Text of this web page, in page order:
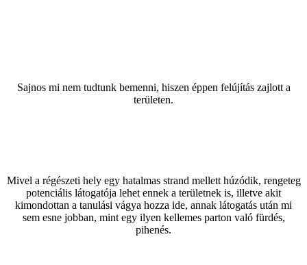
Sajnos mi nem tudtunk bemenni, hiszen éppen felújítás zajlott a
területen.
Mivel a régészeti hely egy hatalmas strand mellett húzódik, rengeteg
potenciális látogatója lehet ennek a területnek is, illetve akit
kimondottan a tanulási vágya hozza ide, annak látogatás után mi
sem esne jobban, mint egy ilyen kellemes parton való fürdés,
pihenés.